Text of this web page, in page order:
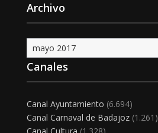
Archivo
Archivo
Canales
Canal Ayuntamiento (6.694)
Canal Carnaval de Badajoz(1.261)